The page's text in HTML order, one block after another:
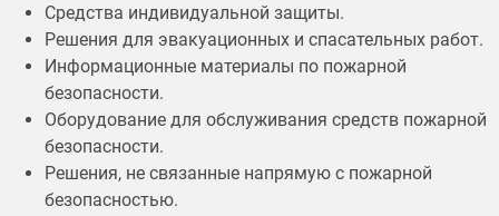
Средства индивидуальной защиты.
Решения для эвакуационных и спасательных работ.
Информационные материалы по пожарной
безопасности.
Оборудование для обслуживания средств пожарной
безопасности.
Решения, не связанные напрямую с пожарной
безопасностью.